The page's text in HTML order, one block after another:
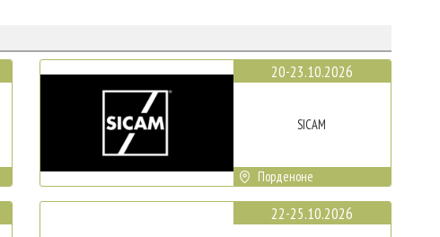
20-23.10.2026
SICAM
Порденоне
22-25.10.2026